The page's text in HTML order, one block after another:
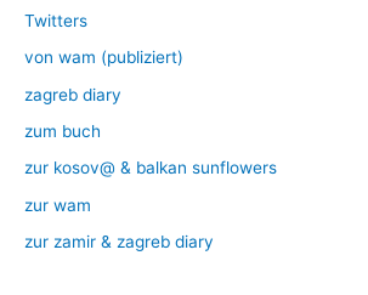
Twitters
von wam (publiziert)
zagreb diary
zum buch
zur kosov@ & balkan sunflowers
zur wam
zur zamir & zagreb diary